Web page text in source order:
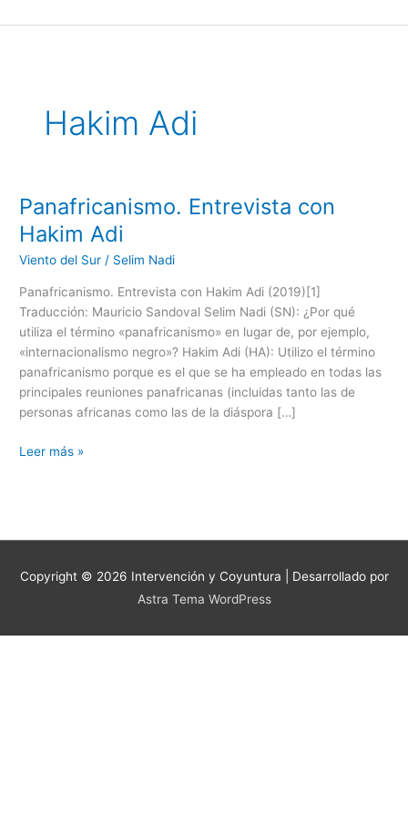
al
Hakim Adi
Panafricanismo. Entrevista con
Hakim Adi
Viento del Sur / Selim Nadi
Panafricanismo. Entrevista con Hakim Adi (2019)[1]
Traducción: Mauricio Sandoval Selim Nadi (SN): ¿Por qué
utiliza el término «panafricanismo» en lugar de, por ejemplo,
«internacionalismo negro»? Hakim Adi (HA): Utilizo el término
panafricanismo porque es el que se ha empleado en todas las
principales reuniones panafricanas (incluidas tanto las de
personas africanas como las de la diáspora […]
Panafricanismo.
Entrevista
con
Hakim
Leer más »
Copyright © 2026 Intervención y Coyuntura | Desarrollado por
Astra Tema WordPress